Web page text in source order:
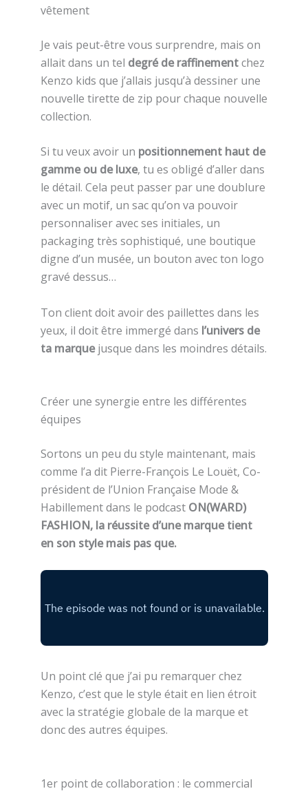
vêtement
Je vais peut-être vous surprendre, mais on
allait dans un tel degré de raffinementchez
Kenzo kids que j’allais jusqu’à dessiner une
nouvelle tirette de zip pour chaque nouvelle
collection.
Si tu veux avoir un positionnement haut de
gamme ou de luxe, tu es obligé d’aller dans
le détail. Cela peut passer par une doublure
avec un motif, un sac qu’on va pouvoir
personnaliser avec ses initiales, un
packaging très sophistiqué, une boutique
digne d’un musée, un bouton avec ton logo
gravé dessus…
Ton client doit avoir des paillettes dans les
yeux, il doit être immergé dans l’univers de
ta marquejusque dans les moindres détails.
Créer une synergie entre les différentes
équipes
Sortons un peu du style maintenant, mais
comme l’a dit Pierre-François Le Louët, Co-
président de l’Union Française Mode &
Habillement dans le podcast ON(WARD)
FASHION, la réussite d’une marque tient
en son style mais pas que.
Un point clé que j’ai pu remarquer chez
Kenzo, c’est que le style était en lien étroit
avec la stratégie globale de la marque et
donc des autres équipes.
1er point de collaboration : le commercial